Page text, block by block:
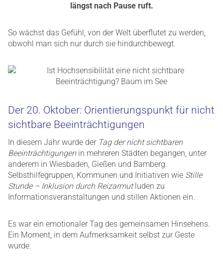
längst nach Pause ruft.
So wächst das Gefühl, von der Welt überflutet zu werden,
obwohl man sich nur durch sie hindurchbewegt.
Der 20. Oktober: Orientierungspunkt für nicht
sichtbare Beeinträchtigungen
In diesem Jahr wurde der Tag der nicht sichtbaren
Beeinträchtigungenin mehreren Städten begangen, unter
anderem in Wiesbaden, Gießen und Bamberg.
Selbsthilfegruppen, Kommunen und Initiativen wie Stille
Stunde – Inklusion durch Reizarmutluden zu
Informationsveranstaltungen und stillen Aktionen ein.
Es war ein emotionaler Tag des gemeinsamen Hinsehens.
Ein Moment, in dem Aufmerksamkeit selbst zur Geste
wurde.